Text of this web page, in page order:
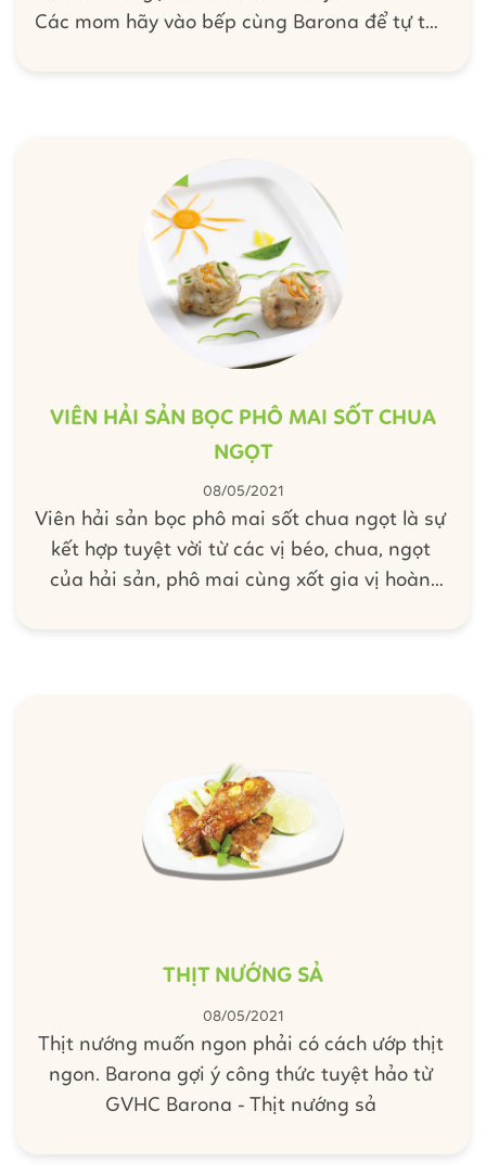
Các mom hãy vào bếp cùng Barona để tự tay
VIÊN HẢI SẢN BỌC PHÔ MAI SỐT CHUA
NGỌT
08/05/2021
Viên hải sản bọc phô mai sốt chua ngọt là sự
kết hợp tuyệt vời từ các vị béo, chua, ngọt
của hải sản, phô mai cùng xốt gia vị hoàn
THỊT NƯỚNG SẢ
08/05/2021
Thịt nướng muốn ngon phải có cách ướp thịt
ngon. Barona gợi ý công thức tuyệt hảo từ
GVHC Barona - Thịt nướng sả